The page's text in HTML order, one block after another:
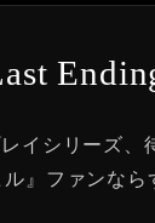
イシリーズ
』ファンなら